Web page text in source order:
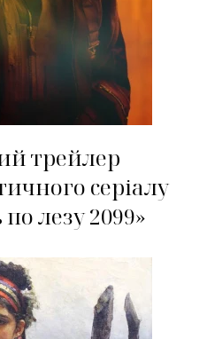
трейлер
серіалу
лезу 2099»